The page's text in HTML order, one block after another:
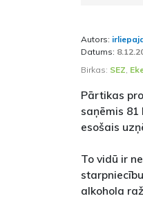
Autors:
Datums:
Birkas: SEZ,
Pārtikas
saņēmis
esošais
To vidū ir
alkohola